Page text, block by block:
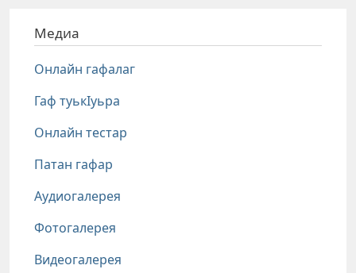
Медиа
Онлайн гафалаг
Гаф туькIуьра
Онлайн тестар
Патан гафар
Аудиогалерея
Фотогалерея
Видеогалерея